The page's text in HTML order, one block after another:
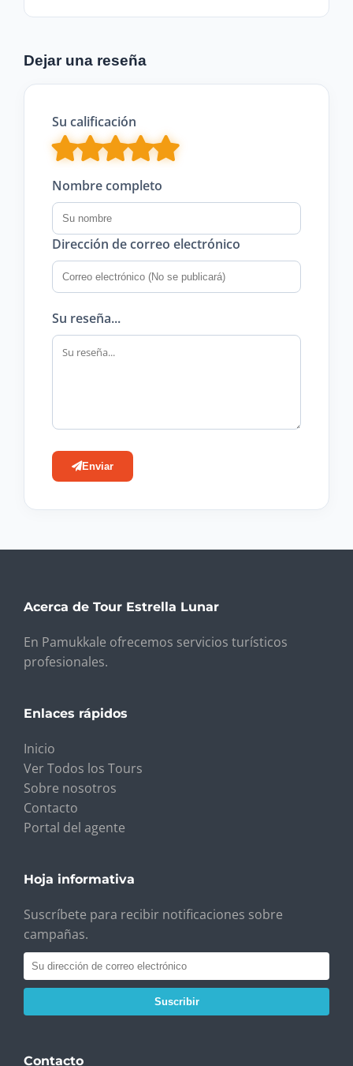
Dejar una reseña
Su calificación
Nombre completo
Dirección de correo electrónico
Su reseña...
Enviar
Acerca de Tour Estrella Lunar
En Pamukkale ofrecemos servicios turísticos
profesionales.
Enlaces rápidos
Inicio
Ver Todos los Tours
Sobre nosotros
Contacto
Portal del agente
Hoja informativa
Suscríbete para recibir notificaciones sobre
campañas.
Suscribir
Contacto